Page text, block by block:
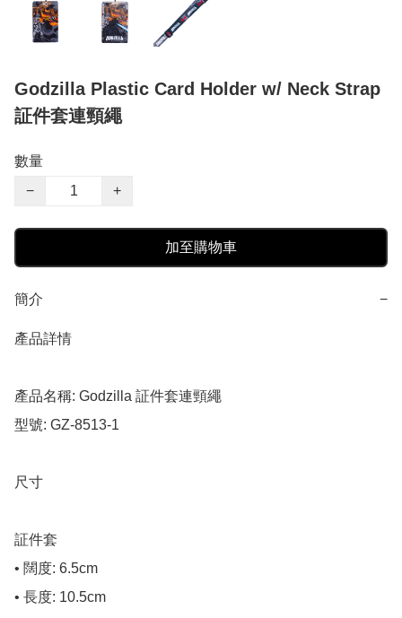
Godzilla Plastic Card Holder w/ Neck Strap
証件套連頸繩
數量
−
+
加至購物車
簡介 −
產品詳情
產品名稱: Godzilla 証件套連頸繩
型號: GZ-8513-1
尺寸
証件套
• 闊度: 6.5cm
• 長度: 10.5cm